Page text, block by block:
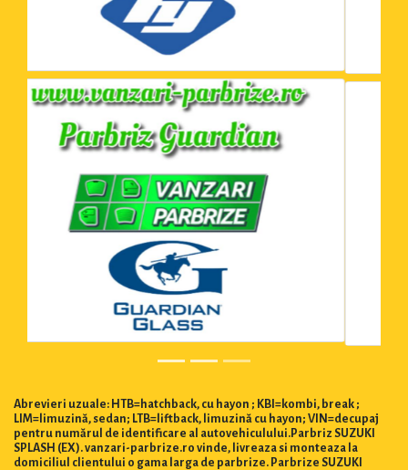
Abrevieri uzuale: HTB=hatchback, cu hayon ; KBI=kombi, break ;
LIM=limuzină, sedan; LTB=liftback, limuzină cu hayon; VIN=decupaj
pentru numărul de identificare al autovehiculului.Parbriz SUZUKI
SPLASH (EX). vanzari-parbrize.ro vinde, livreaza si monteaza la
domiciliul clientului o gama larga de parbrize. Parbrize SUZUKI